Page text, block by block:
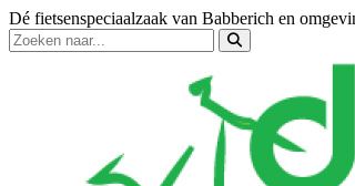
Dé fietsenspeciaalzaak van Babberich en